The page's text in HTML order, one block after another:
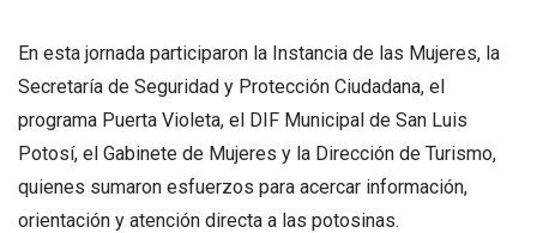
En esta jornada participaron la Instancia de las Mujeres, la
Secretaría de Seguridad y Protección Ciudadana, el
programa Puerta Violeta, el DIF Municipal de San Luis
Potosí, el Gabinete de Mujeres y la Dirección de Turismo,
quienes sumaron esfuerzos para acercar información,
orientación y atención directa a las potosinas.